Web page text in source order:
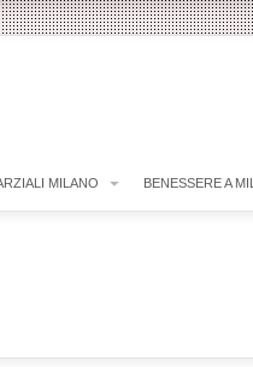
MILANO BENESSERE A